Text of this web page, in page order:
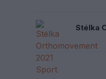
Stélka